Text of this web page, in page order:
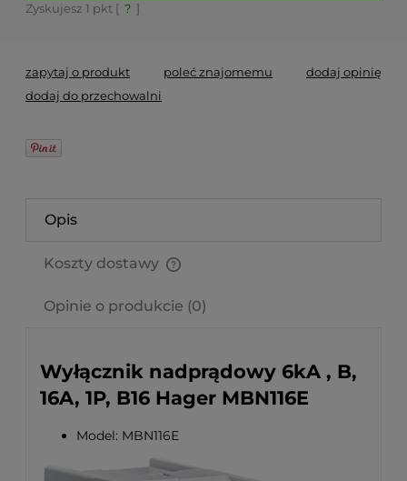
Zyskujesz 1 pkt [ ? ]
zapytaj o produkt poleć znajomemu
dodaj opinię
dodaj do przechowalni
Opis
Koszty dostawy
Opinie o produkcie (0)
Wyłącznik nadprądowy 6kA , B,
16A, 1P, B16 Hager MBN116E
Model: MBN116E